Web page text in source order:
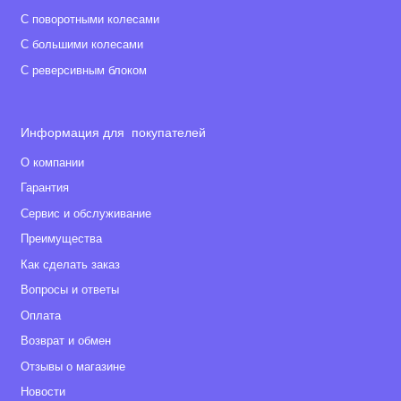
• Люлька
• Матрасик
• Накидка на ножки в люльке
• Накидка на ножки в прогулочном блоке
• Корзина для покупок
• Москитная сетка
• Дождевик
• Сумка - рюкзак для мамы
Габариты
• Вес люльки: 2,6 кг
С поворотными колесами
С большими колесами
С реверсивным блоком
Информация для покупателей
О компании
Гарантия
Сервис и обслуживание
Преимущества
Как сделать заказ
Вопросы и ответы
Оплата
Возврат и обмен
Отзывы о магазине
Новости